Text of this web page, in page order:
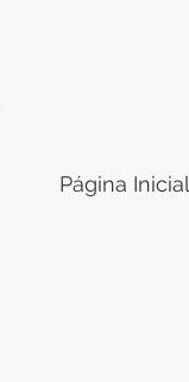
Página Inicial